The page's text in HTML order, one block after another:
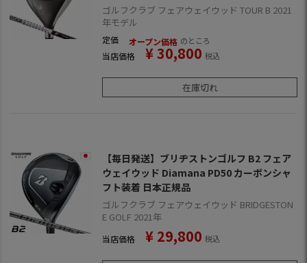
ゴルフクラブ フェアウェイウッド TOUR B 2021
年モデル
定価 オープン価格 のところ
当店価格 ¥30,800 税込
在庫切れ
【毎日発送】ブリヂストンゴルフ B2 フェア
ウェイウッド Diamana PD50 カーボンシャ
フト装着 日本正規品
ゴルフクラブ フェアウェイウッド BRIDGESTON
E GOLF 2021年
当店価格 ¥ 29,800 税込